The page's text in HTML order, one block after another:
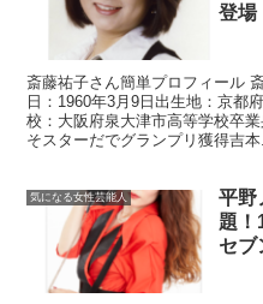
登場
斎藤祐子さん簡単プロフィール
日：1960年3月9日出生地：京
校：大阪府泉大津市高等学校卒
そスターだでグランプリ獲得吉本
気になる女性芸能人
平野
題！
セブ